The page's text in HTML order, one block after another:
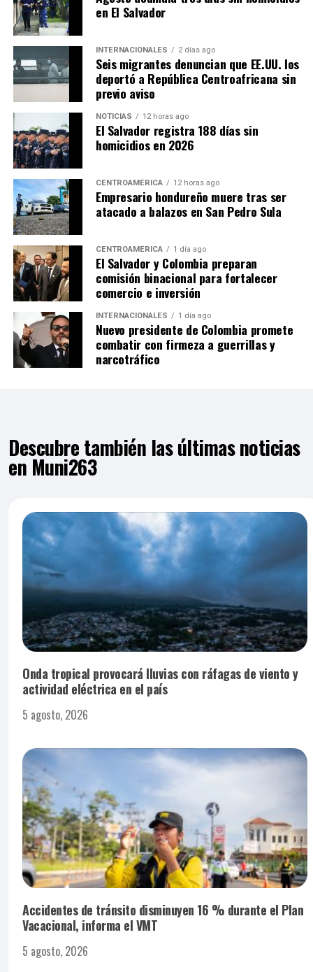
en El Salvador
INTERNACIONALES 2 días ago
Seis migrantes denuncian que EE.UU. los
deportó a República Centroafricana sin
previo aviso
NOTICIAS 12 horas ago
El Salvador registra 188 días sin
homicidios en 2026
CENTROAMÉRICA 12 horas ago
Empresario hondureño muere tras ser
atacado a balazos en San Pedro Sula
CENTROAMÉRICA 1 día ago
El Salvador y Colombia preparan
comisión binacional para fortalecer
comercio e inversión
INTERNACIONALES 1 día ago
Nuevo presidente de Colombia promete
combatir con firmeza a guerrillas y
narcotráfico
Descubre también las últimas noticias
en Muni263
Onda tropical provocará lluvias con ráfagas de viento y
actividad eléctrica en el país
5 agosto, 2026
Accidentes de tránsito disminuyen 16 % durante el Plan
Vacacional, informa el VMT
5 agosto, 2026